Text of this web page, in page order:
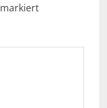
markiert